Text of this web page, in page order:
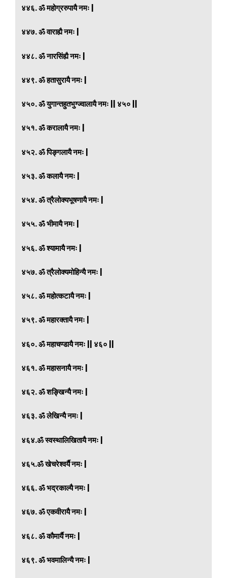
४४६. ॐ महोग्ररुपायै नमः |
४४७. ॐ वाराह्यै नमः |
४४८. ॐ नारसिंह्यै नमः |
४४९. ॐ हतासुरायै नमः |
४५०. ॐ युगान्तहुतभुग्ज्वालायै नमः || ४५० ||
४५१. ॐ करालायै नमः |
४५२. ॐ पिङ्गलायै नमः |
४५३. ॐ कलायै नमः |
४५४. ॐ त्रैलोक्यभूषणायै नमः |
४५५. ॐ भीमायै नमः |
४५६. ॐ श्यामायै नमः |
४५७. ॐ त्रैलोक्यमोहिन्यै नमः |
४५८. ॐ महोत्कटायै नमः |
४५९. ॐ महारक्तायै नमः |
४६०. ॐ महाचण्डायै नमः || ४६० ||
४६१. ॐ महासनायै नमः |
४६२. ॐ शङ्खिन्यै नमः |
४६३. ॐ लेखिन्यै नमः |
४६४.ॐ स्वस्थालिखितायै नमः |
४६५.ॐ खेचरेश्वर्यै नमः |
४६६. ॐ भद्रकाल्यै नमः |
४६७. ॐ एकवीरायै नमः |
४६८. ॐ कौमार्यै नमः |
४६९. ॐ भवमालिन्यै नमः |